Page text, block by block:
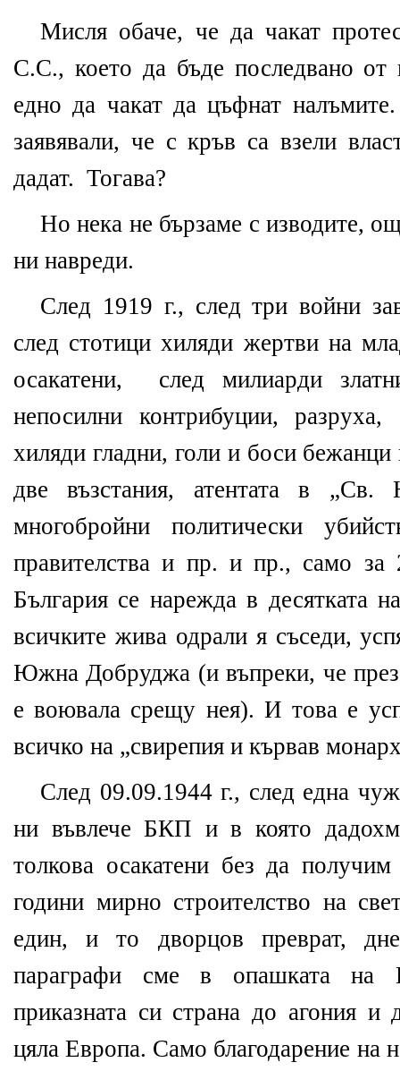
Мисля обаче, че да чакат
С.С., което да бъде последвано от
едно да чакат да цъфнат
заявявали, че с кръв са взели
дадат. Тогава?
Но нека не бързаме с изводите,
ни навреди.
След 1919 г., след три войни
след стотици хиляди жертви на
осакатени,
след милиарди
непосилни контрибуции,
хиляди гладни, голи и боси бежанци
две възстания, атентата в „Св.
многобройни политически
правителства и пр. и пр., само за
България се нарежда в десятката
всичките жива одрали я съседи,
Южна Добруджа (и въпреки, че
е воювала срещу нея). И това е
всичко на „свирепия и кървав
След 09.09.1944 г., след една
ни въвлече БКП и в която
толкова осакатени без да
години мирно строителство на
един, и то дворцов преврат,
параграфи сме в опашката на
приказната си страна до агония
цяла Европа. Само благодарение на